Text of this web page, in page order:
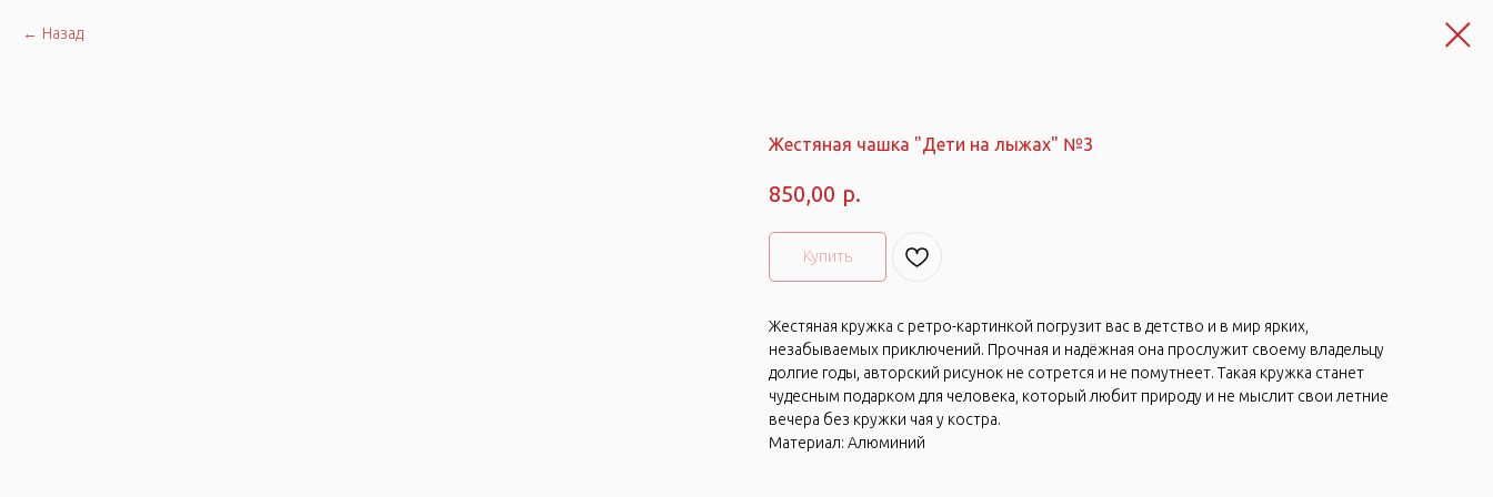
Назад
Жестяная чашка "Дети на лыжах" №3
850,00 р.
Купить
Жестяная кружка с ретро-картинкой погрузит вас в детство и в мир ярких,
незабываемых приключений. Прочная и надёжная она прослужит своему владельцу
долгие годы, авторский рисунок не сотрется и не помутнеет. Такая кружка станет
чудесным подарком для человека, который любит природу и не мыслит свои летние
вечера без кружки чая у костра.
Материал: Алюминий